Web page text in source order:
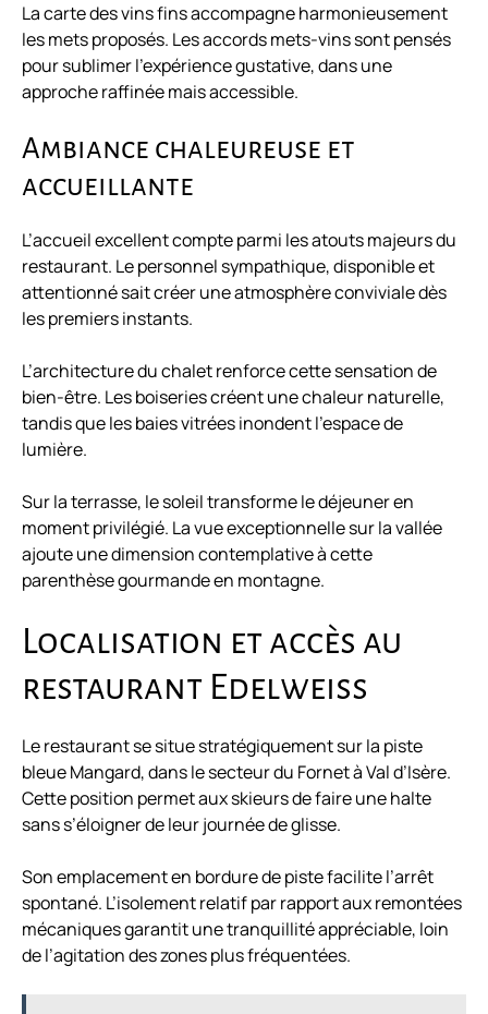
La carte des vins fins accompagne harmonieusement
les mets proposés. Les accords mets-vins sont pensés
pour sublimer l’expérience gustative, dans une
approche raffinée mais accessible.
Ambiance chaleureuse et
accueillante
L’accueil excellent compte parmi les atouts majeurs du
restaurant. Le personnel sympathique, disponible et
attentionné sait créer une atmosphère conviviale dès
les premiers instants.
L’architecture du chalet renforce cette sensation de
bien-être. Les boiseries créent une chaleur naturelle,
tandis que les baies vitrées inondent l’espace de
lumière.
Sur la terrasse, le soleil transforme le déjeuner en
moment privilégié. La vue exceptionnelle sur la vallée
ajoute une dimension contemplative à cette
parenthèse gourmande en montagne.
Localisation et accès au
restaurant Edelweiss
Le restaurant se situe stratégiquement sur la piste
bleue Mangard, dans le secteur du Fornet à Val d’Isère.
Cette position permet aux skieurs de faire une halte
sans s’éloigner de leur journée de glisse.
Son emplacement en bordure de piste facilite l’arrêt
spontané. L’isolement relatif par rapport aux remontées
mécaniques garantit une tranquillité appréciable, loin
de l’agitation des zones plus fréquentées.